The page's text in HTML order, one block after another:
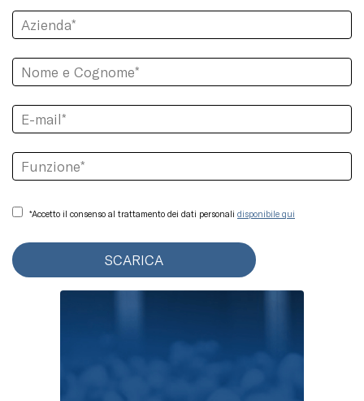
*Accetto il consenso al trattamento dei dati personali disponibile qui